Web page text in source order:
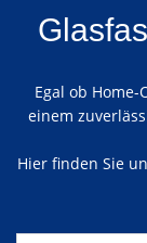
Egal ob
einem
Hier finden Sie